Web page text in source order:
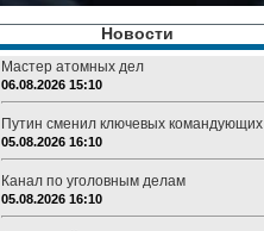
Новости
Мастер атомных дел
06.08.2026 15:10
Путин сменил ключевых командующих
05.08.2026 16:10
Канал по уголовным делам
05.08.2026 16:10